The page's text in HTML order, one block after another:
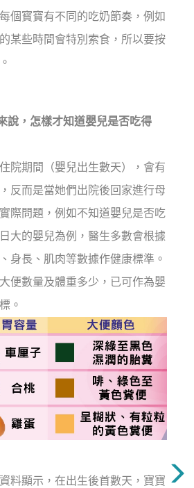
個寳寶有不同的吃奶節奏，例如
某些時間會特別索食，所以要按
說，怎樣才知道嬰兒是否吃得
院期間（嬰兒出生數天），會有
反而是當她們出院後回家進行母
際問題，例如不知道嬰兒是否吃
大的嬰兒為例，醫生多數會根據
身長、肌肉等數據作健康標準。
便數量及體重多少，已可作為嬰
。
料顯示，在出生後首數天，寶寶